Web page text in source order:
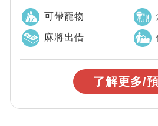
鐘到傳藝中心、親水公園、影
可帶寵物
麻將出借
了解更多/